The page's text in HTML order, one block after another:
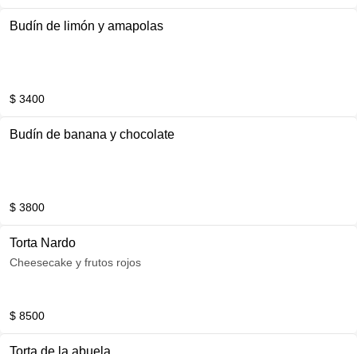
Budín de limón y amapolas
$ 3400
Budín de banana y chocolate
$ 3800
Torta Nardo
Cheesecake y frutos rojos
$ 8500
Torta de la abuela